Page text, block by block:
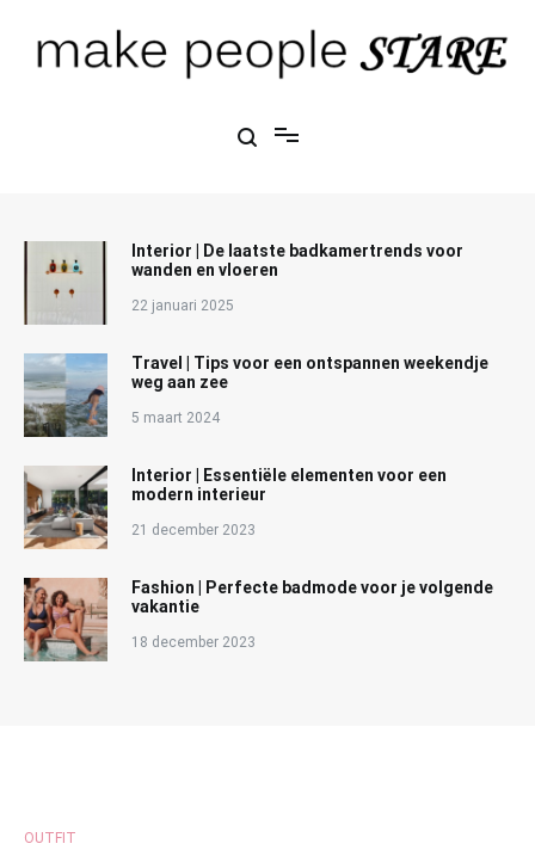
Interior | De laatste badkamertrends voor
wanden en vloeren
22 januari 2025
Travel | Tips voor een ontspannen weekendje
weg aan zee
5 maart 2024
Interior | Essentiële elementen voor een
modern interieur
21 december 2023
Fashion | Perfecte badmode voor je volgende
vakantie
18 december 2023
OUTFIT